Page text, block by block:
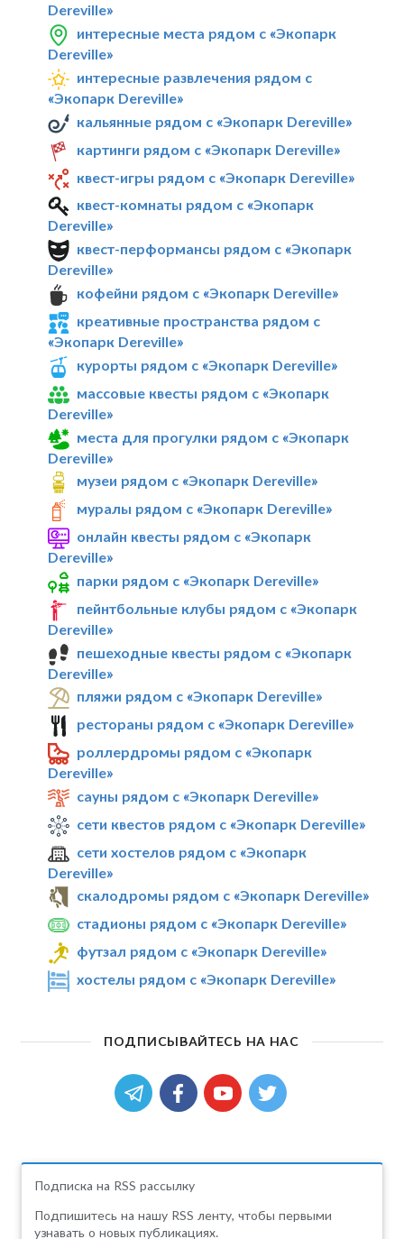
Dereville»
интересные места рядом с «Экопарк
Dereville»
интересные развлечения рядом с
«Экопарк Dereville»
кальянные рядом с «Экопарк Dereville»
картинги рядом с «Экопарк Dereville»
квест-игры рядом с «Экопарк Dereville»
квест-комнаты рядом с «Экопарк
Dereville»
квест-перформансы рядом с «Экопарк
Dereville»
кофейни рядом с «Экопарк Dereville»
креативные пространства рядом с
«Экопарк Dereville»
курорты рядом с «Экопарк Dereville»
массовые квесты рядом с «Экопарк
Dereville»
места для прогулки рядом с «Экопарк
Dereville»
музеи рядом с «Экопарк Dereville»
муралы рядом с «Экопарк Dereville»
онлайн квесты рядом с «Экопарк
Dereville»
парки рядом с «Экопарк Dereville»
пейнтбольные клубы рядом с «Экопарк
Dereville»
пешеходные квесты рядом с «Экопарк
Dereville»
пляжи рядом с «Экопарк Dereville»
рестораны рядом с «Экопарк Dereville»
роллердромы рядом с «Экопарк
Dereville»
сауны рядом с «Экопарк Dereville»
сети квестов рядом с «Экопарк Dereville»
сети хостелов рядом с «Экопарк
Dereville»
скалодромы рядом с «Экопарк Dereville»
стадионы рядом с «Экопарк Dereville»
футзал рядом с «Экопарк Dereville»
хостелы рядом с «Экопарк Dereville»
ПОДПИСЫВАЙТЕСЬ НА НАС
Подписка на RSS рассылку
Подпишитесь на нашу RSS ленту, чтобы первыми
узнавать о новых публикациях.